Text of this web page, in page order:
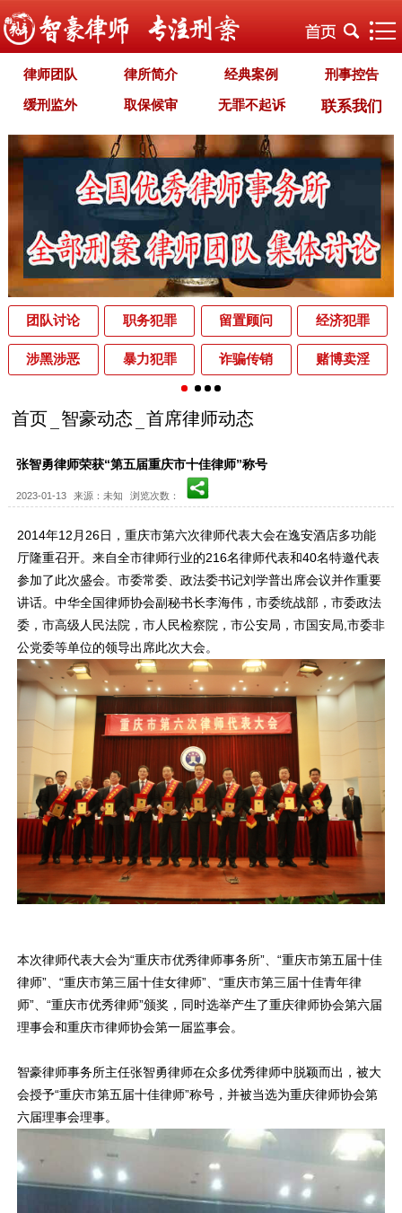
律师团队 律所简介 经典案例 刑事控告
缓刑监外 取保候审 无罪不起诉 联系我们
职务犯罪 经济犯罪 毒品犯罪 罪名专题
自首立功 首席律师致辞
刑罚种类 刑事法规 犯罪释义 刑事知识
法律援助 刑事资讯 刑事文书 案件动态
辩护词集 常见问题 办理中的案件 业务范围
为什么选择智豪 办案机关 中国法律讲堂 辨别伪专业
罪名解析库 网站地图
团队讨论 职务犯罪 留置顾问 经济犯罪
涉黑涉恶 暴力犯罪 诈骗传销 赌博卖淫
首页 智豪动态 首席律师动态
张智勇律师荣获“第五届重庆市十佳律师”称号
2023-01-13 来源：未知 浏览次数：
2014年12月26日，重庆市第六次律师代表大会在逸安酒店多功能
厅隆重召开。来自全市律师行业的216名律师代表和40名特邀代表
参加了此次盛会。市委常委、政法委书记刘学普出席会议并作重要
讲话。中华全国律师协会副秘书长李海伟，市委统战部，市委政法
委，市高级人民法院，市人民检察院，市公安局，市国安局,市委非
公党委等单位的领导出席此次大会。
本次律师代表大会为“重庆市优秀律师事务所”、“重庆市第五届十佳
律师”、“重庆市第三届十佳女律师”、“重庆市第三届十佳青年律
师”、“重庆市优秀律师”颁奖，同时选举产生了重庆律师协会第六届
理事会和重庆市律师协会第一届监事会。
智豪律师事务所主任张智勇律师在众多优秀律师中脱颖而出，被大
会授予“重庆市第五届十佳律师”称号，并被当选为重庆律师协会第
六届理事会理事。